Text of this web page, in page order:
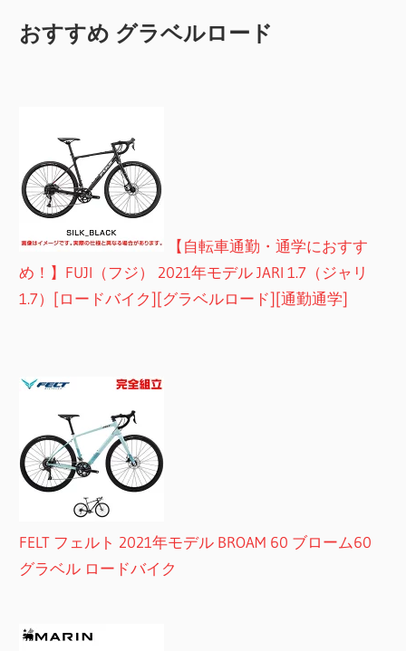
おすすめ グラベルロード
【自転車通勤・通学におすす
め！】FUJI（フジ） 2021年モデル JARI 1.7（ジャリ
1.7）[ロードバイク][グラベルロード][通勤通学]
FELT フェルト 2021年モデル BROAM 60 ブローム60
グラベル ロードバイク